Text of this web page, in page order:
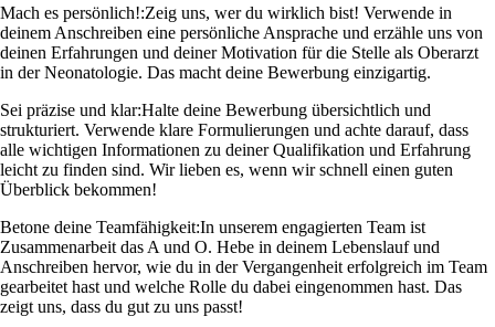
Mach es persönlich!:Zeig uns, wer du wirklich bist! Verwende in
deinem Anschreiben eine persönliche Ansprache und erzähle uns von
deinen Erfahrungen und deiner Motivation für die Stelle als Oberarzt
in der Neonatologie. Das macht deine Bewerbung einzigartig.
Sei präzise und klar:Halte deine Bewerbung übersichtlich und
strukturiert. Verwende klare Formulierungen und achte darauf, dass
alle wichtigen Informationen zu deiner Qualifikation und Erfahrung
leicht zu finden sind. Wir lieben es, wenn wir schnell einen guten
Überblick bekommen!
Betone deine Teamfähigkeit:In unserem engagierten Team ist
Zusammenarbeit das A und O. Hebe in deinem Lebenslauf und
Anschreiben hervor, wie du in der Vergangenheit erfolgreich im Team
gearbeitet hast und welche Rolle du dabei eingenommen hast. Das
zeigt uns, dass du gut zu uns passt!